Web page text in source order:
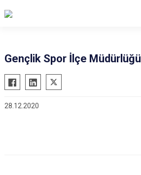
Ayrancı
Başyayla
Ermenek
Gençlik Spor İlçe Müdürlüğü
28.12.2020